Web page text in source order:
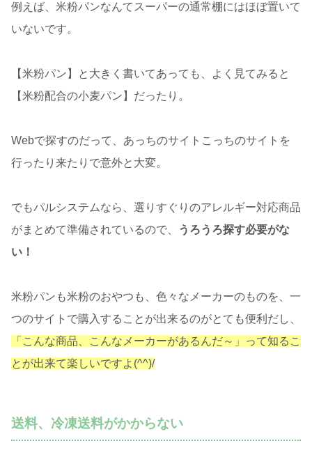
例えば、米粉パンなんてスーパーの通常棚にはほぼ置いて
いないです。
【米粉パン】と大きく書いてあっても、よく見てみると
【米粉配合の小麦パン】だったり。
Webで探すのだって、あっちのサイトこっちのサイトを
行ったり来たりで意外と大変。
でもパルシステムなら、選りすぐりのアレルギー対応商品
がまとめて準備されているので、
うろうろ探す必要がな
い！
米粉パンも米粉のおやつも、色々なメーカーのものを、一
つのサイトで購入することが出来るのがとても便利だし、
「こんな商品、こんなメーカーがあるんだ～」って知るこ
とが出来て楽しいですよ(^^)/
送料、冷凍送料がかからない